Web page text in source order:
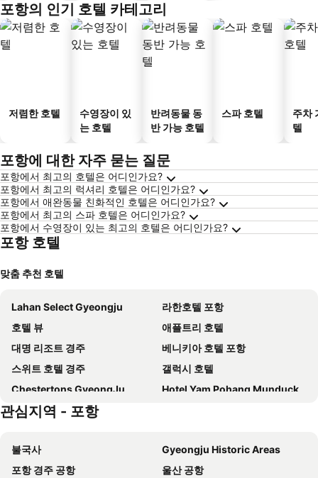
포항의 인기 호텔 카테고리
저렴한 호텔
수영장이 있
는 호텔
반려동물 동
반 가능 호텔
스파 호텔
주차
텔
포항에 대한 자주 묻는 질문
포항에서 최고의 호텔은 어디인가요?
포항에서 최고의 럭셔리 호텔은 어디인가요?
포항에서 애완동물 친화적인 호텔은 어디인가요?
포항에서 최고의 스파 호텔은 어디인가요?
포항에서 수영장이 있는 최고의 호텔은 어디인가요?
포항 호텔
맞춤 추천 호텔
Lahan Select Gyeongju
라한호텔 포항
호텔 뷰
애플트리 호텔
대명 리조트 경주
베니키아 호텔 포항
스위트 호텔 경주
갤럭시 호텔
Chestertons GyeongJu
Hotel Yam Pohang Munduck
Renaissance Hotel Pohang
Pohang A1 Jukdo
포항 영일대 게스트하우스 - 호스텔
Win
스테이 인 호텔
관심지역 - 포항
불국사
Gyeongju Historic Areas
포항 경주 공항
울산 공항